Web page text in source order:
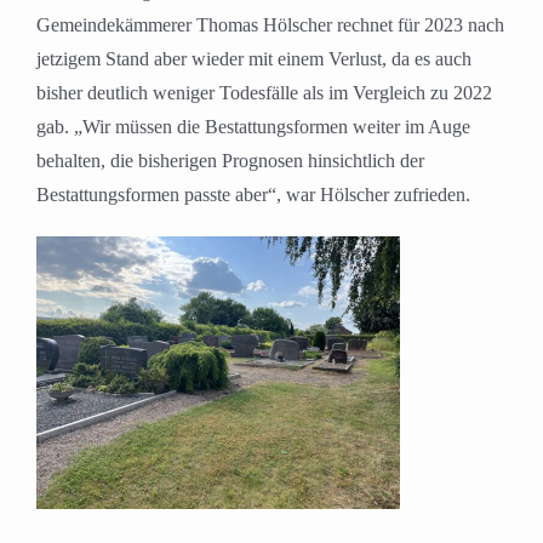
Gemeindekämmerer Thomas Hölscher rechnet für 2023 nach
jetzigem Stand aber wieder mit einem Verlust, da es auch
bisher deutlich weniger Todesfälle als im Vergleich zu 2022
gab. „Wir müssen die Bestattungsformen weiter im Auge
behalten, die bisherigen Prognosen hinsichtlich der
Bestattungsformen passte aber“, war Hölscher zufrieden.